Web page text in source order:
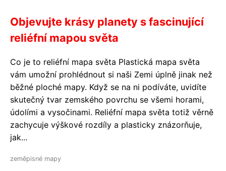
Objevujte krásy planety s fascinující
reliéfní mapou světa
Co je to reliéfní mapa světa Plastická mapa světa
vám umožní prohlédnout si naši Zemi úplně jinak než
běžné ploché mapy. Když se na ni podíváte, uvidíte
skutečný tvar zemského povrchu se všemi horami,
údolími a vysočinami. Reliéfní mapa světa totiž věrně
zachycuje výškové rozdíly a plasticky znázorňuje,
jak...
zeměpisné mapy